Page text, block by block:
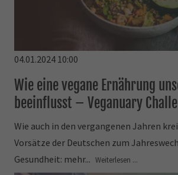
04.01.2024 10:00
Wie eine vegane Ernährung
beeinflusst – Veganuary
Wie auch in den vergangenen Jahren
Vorsätze der Deutschen zum
Gesundheit: mehr... Weiterlesen ...